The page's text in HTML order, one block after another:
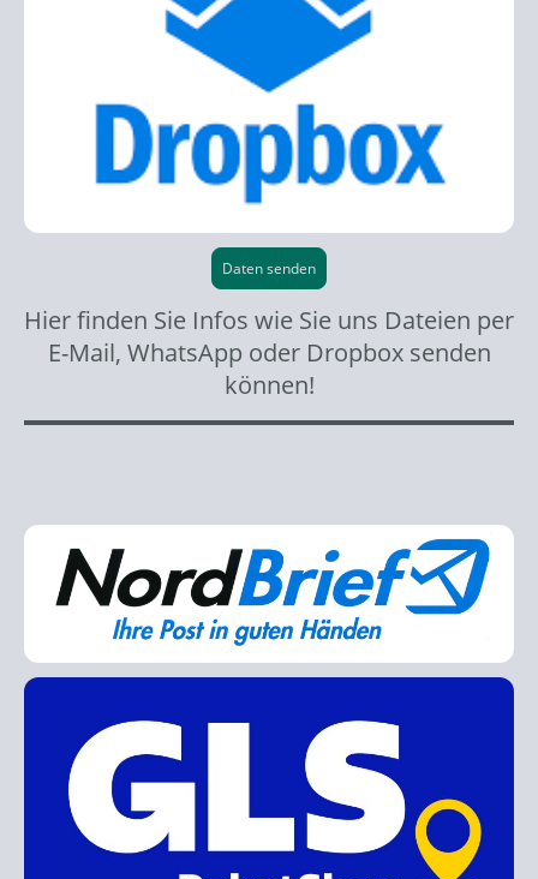
Daten senden
Hier finden Sie Infos wie Sie uns Dateien per
E-Mail, WhatsApp oder Dropbox senden
können!